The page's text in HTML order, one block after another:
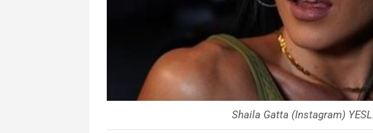
Shaila Gatta (Instagram)